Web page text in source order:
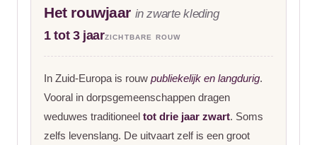
Het rouwjaar in zwarte kleding
1 tot 3 jaarZICHTBARE ROUW
In Zuid-Europa is rouw publiekelijk en langdurig.
Vooral in dorpsgemeenschappen dragen
weduwes traditioneel tot drie jaar zwart. Soms
zelfs levenslang. De uitvaart zelf is een groot